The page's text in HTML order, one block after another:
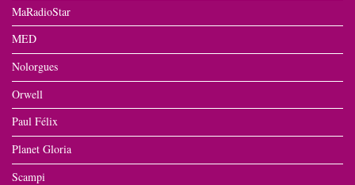
MaRadioStar
MED
Nolorgues
Orwell
Paul Félix
Planet Gloria
Scampi